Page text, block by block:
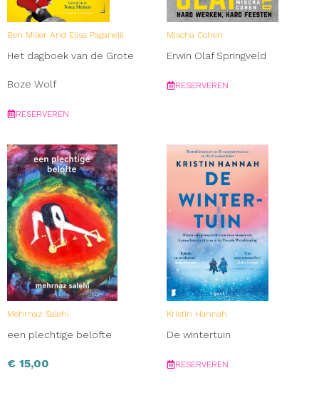
Ben Miller And Elisa Paganelli
Het dagboek van de Grote
Boze Wolf
RESERVEREN
Mischa Cohen
Erwin Olaf Springveld
RESERVEREN
Mehrnaz Salehi
een plechtige belofte
€ 15,00
Kristin Hannah
De wintertuin
RESERVEREN